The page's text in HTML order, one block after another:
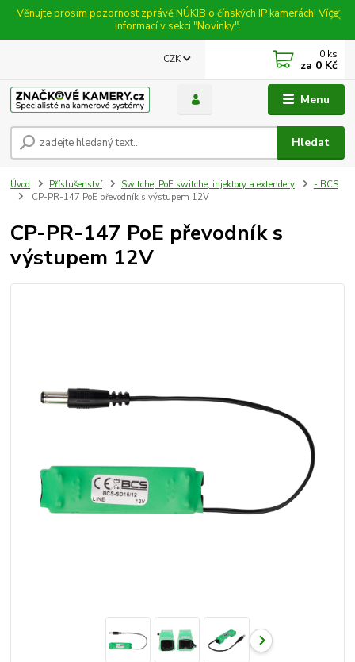
Věnujte prosím pozornost zprávě NÚKIB o čínských IP kamerách! Více
informací v sekci "Novinky".
Menu
CZK
Hledat
0 ks
za 0 Kč
Úvod Příslušenství Switche, PoE switche, injektory a extendery
- BCS
CP-PR-147 PoE převodník s výstupem 12V
CP-PR-147 PoE převodník s
výstupem 12V